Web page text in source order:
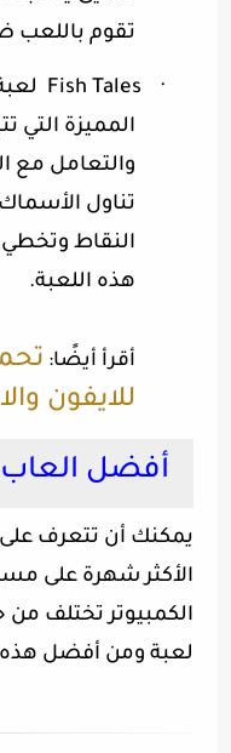
تقوم باللعب
·
Fish Tales
المميزة التي
والتعامل مع
تناول
النقاط
هذه اللعبة.
أقرأ أيضًا:
للايفون
أفضل العاب
يمكنك أن تتعرف على
الأكثر شهرة على
الكمبيوتر تختلف
لعبة ومن أفضل هذه